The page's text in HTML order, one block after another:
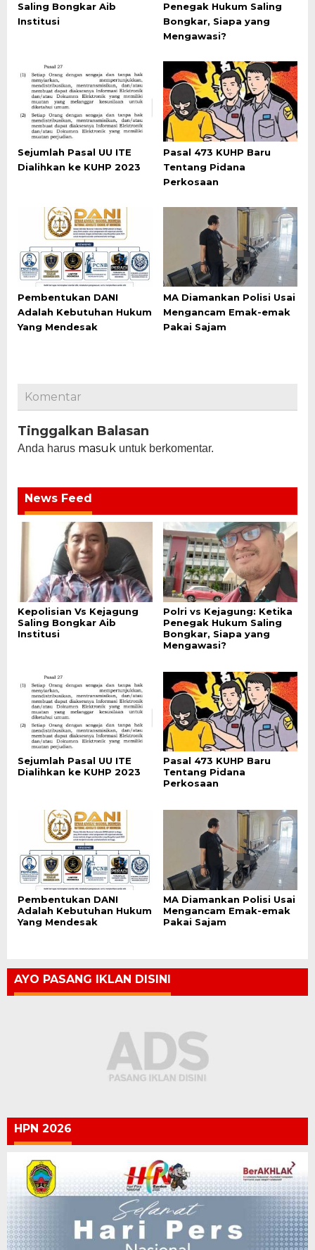
Saling Bongkar Aib
Institusi
Penegak Hukum Saling
Bongkar, Siapa yang
Mengawasi?
Sejumlah Pasal UU ITE
Dialihkan ke KUHP 2023
Pasal 473 KUHP Baru
Tentang Pidana
Perkosaan
Pembentukan DANI
Adalah Kebutuhan Hukum
Yang Mendesak
MA Diamankan Polisi Usai
Mengancam Emak-emak
Pakai Sajam
Komentar
Tinggalkan Balasan
Anda harus masuk untuk berkomentar.
News Feed
Kepolisian Vs Kejagung
Saling Bongkar Aib
Institusi
Polri vs Kejagung: Ketika
Penegak Hukum Saling
Bongkar, Siapa yang
Mengawasi?
Sejumlah Pasal UU ITE
Dialihkan ke KUHP 2023
Pasal 473 KUHP Baru
Tentang Pidana
Perkosaan
Pembentukan DANI
Adalah Kebutuhan Hukum
Yang Mendesak
MA Diamankan Polisi Usai
Mengancam Emak-emak
Pakai Sajam
AYO PASANG IKLAN DISINI
HPN 2026